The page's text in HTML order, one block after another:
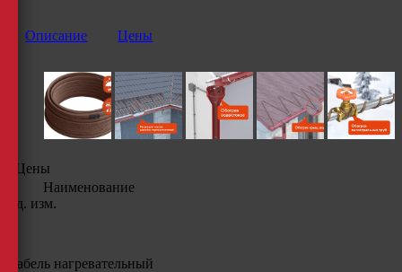
Описание Цены
Цены
Наименование
Ед. изм.
Кабель нагревательный